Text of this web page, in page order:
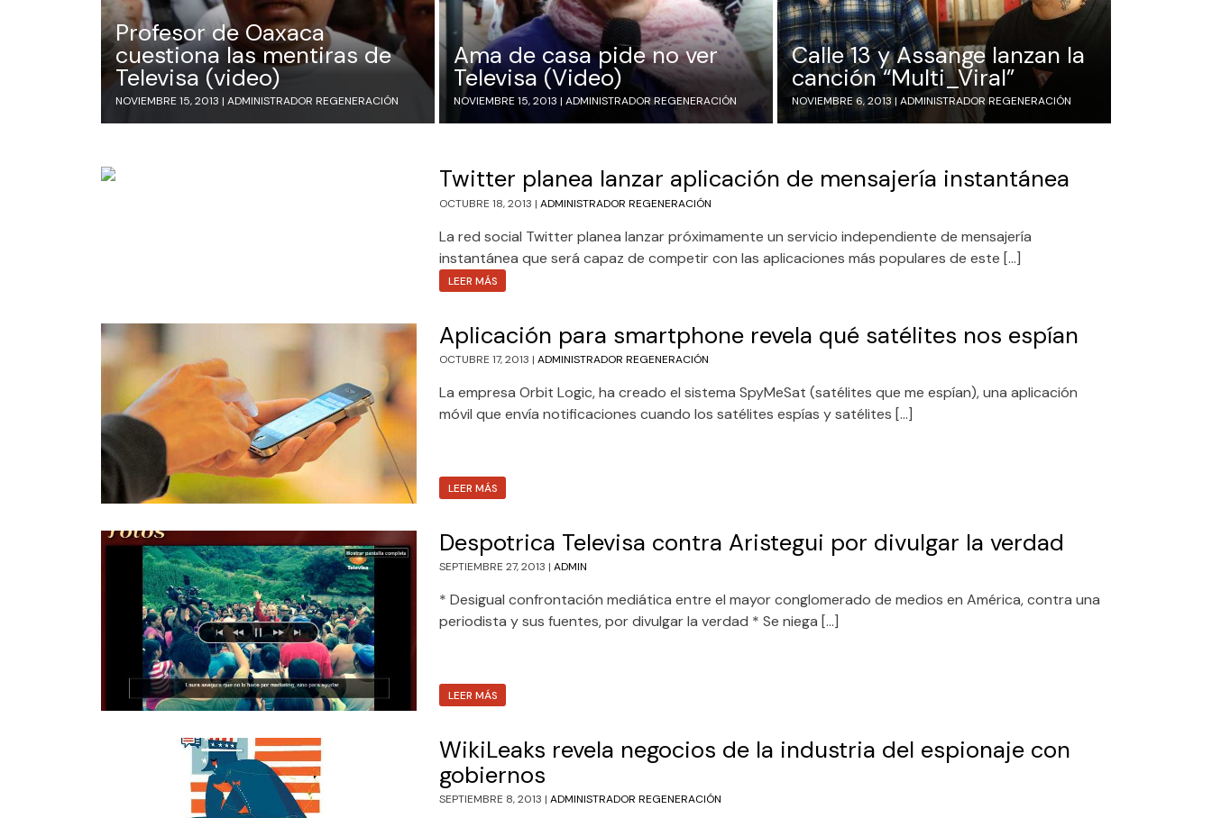
Profesor de Oaxaca
cuestiona las mentiras de
Televisa (video)
NOVIEMBRE 15, 2013 | ADMINISTRADOR REGENERACIÓN
Ama de casa pide no ver
Televisa (Video)
NOVIEMBRE 15, 2013 | ADMINISTRADOR REGENERACIÓN
Calle 13 y Assange lanzan la
canción “Multi_Viral”
NOVIEMBRE 6, 2013 | ADMINISTRADOR REGENERACIÓN
Twitter planea lanzar aplicación de mensajería instantánea
OCTUBRE 18, 2013 | ADMINISTRADOR REGENERACIÓN
La red social Twitter planea lanzar próximamente un servicio independiente de mensajería
instantánea que será capaz de competir con las aplicaciones más populares de este […]
LEER MÁS
Aplicación para smartphone revela qué satélites nos espían
OCTUBRE 17, 2013 | ADMINISTRADOR REGENERACIÓN
La empresa Orbit Logic, ha creado el sistema SpyMeSat (satélites que me espían), una aplicación
móvil que envía notificaciones cuando los satélites espías y satélites […]
LEER MÁS
Despotrica Televisa contra Aristegui por divulgar la verdad
SEPTIEMBRE 27, 2013 | ADMIN
* Desigual confrontación mediática entre el mayor conglomerado de medios en América, contra una
periodista y sus fuentes, por divulgar la verdad * Se niega […]
LEER MÁS
WikiLeaks revela negocios de la industria del espionaje con
gobiernos
SEPTIEMBRE 8, 2013 | ADMINISTRADOR REGENERACIÓN